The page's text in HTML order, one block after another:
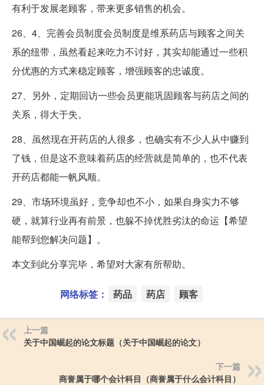
有利于发展老顾客，带来更多销售的机会。
26、4、完善会员制度会员制度是维系药店与顾客之间关
系的纽带，虽然看起来吃力不讨好，其实却能通过一些积
分优惠的方式来稳定顾客，增强顾客的忠诚度。
27、另外，定期回访一些会员更能巩固顾客与药店之间的
关系，得大于失。
28、虽然现在开药店的人很多，也确实有不少人从中赚到
了钱，但是这不意味着药店的经营就是简单的，也不代表
开药店都能一帆风顺。
29、市场环境虽好，竞争却也不小，如果自身实力不够
硬，就算行业再有前景，也躲不掉优胜劣汰的命运【希望
能帮到您解决问题】。
本文到此分享完毕，希望对大家有所帮助。
网络标签： 药品 药店 顾客
上一篇
关于中国崛起的论文标题（关于中国崛起的论文）
下一篇
商誉属于哪个会计科目（商誉属于什么会计科目）